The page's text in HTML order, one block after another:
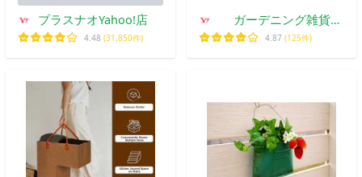
プラスナオYahoo!店
4.48 (31,850件)
ガーデニング雑貨
TOOLBOX
4.87 (125件)